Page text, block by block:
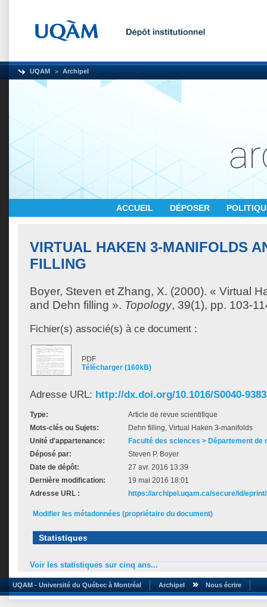
UQAM Archipel
ACCUEIL DÉPOSER
VIRTUAL HAKEN 3-MANIFOLDS
FILLING
Boyer, Steven et Zhang, X. (2000). « Virtual
and Dehn filling ». Topology, 39(1), pp. 103-
Fichier(s) associé(s) à ce document :
PDF
Télécharger (160kB)
Adresse URL: http://dx.doi.org/10.1016/S0040-
Type:
Article de revue scientifique
Mots-clés ou Sujets:
Dehn filling, Virtual Haken 3-manifolds
Unité d'appartenance:
Faculté des sciences > Département de
Déposé par:
Steven P. Boyer
Date de dépôt:
27 avr. 2016 13:39
Dernière modification:
19 mai 2016 18:01
Adresse URL :
https://archipel.uqam.ca/secure/id/
Modifier les métadonnées (propriétaire du document)
Statistiques
Voir les statistiques sur cinq ans...
UQAM - Université du Québec à Montréal Archipel Nous écrire